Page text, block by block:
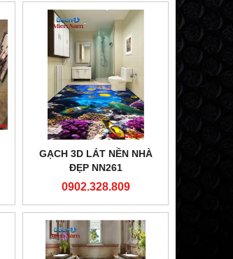
GẠCH 3D LÁT NỀN NHÀ
ĐẸP NN261
0902.328.809